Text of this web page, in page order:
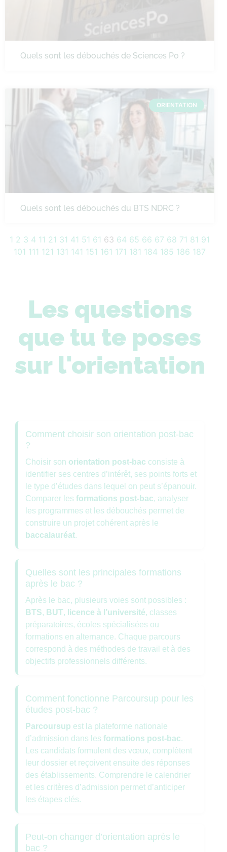
Quels sont les débouchés de Sciences Po ?
ORIENTATION
Quels sont les débouchés du BTS NDRC ?
1 2 3 4 11 21 31 41 51 61 63 64 65 66 67 68 71 81 91
101 111 121 131 141 151 161 171 181 184 185 186 187
Les questions
que tu te poses
sur l'orientation
Comment choisir son orientation post-bac
?
Choisir son orientation post-bac consiste à
identifier ses centres d’intérêt, ses points forts et
le type d’études dans lequel on peut s’épanouir.
Comparer les formations post-bac, analyser
les programmes et les débouchés permet de
construire un projet cohérent après le
baccalauréat.
Quelles sont les principales formations
après le bac ?
Après le bac, plusieurs voies sont possibles :
BTS, BUT, licence à l’université, classes
préparatoires, écoles spécialisées ou
formations en alternance. Chaque parcours
correspond à des méthodes de travail et à des
objectifs professionnels différents.
Comment fonctionne Parcoursup pour les
études post-bac ?
Parcoursup est la plateforme nationale
d’admission dans les formations post-bac.
Les candidats formulent des vœux, complètent
leur dossier et reçoivent ensuite des réponses
des établissements. Comprendre le calendrier
et les critères d’admission permet d’anticiper
les étapes clés.
Peut-on changer d’orientation après le
bac ?